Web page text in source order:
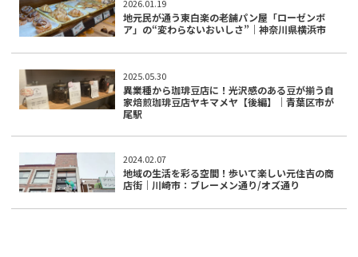
2026.01.19
地元民が通う東白楽の老舗パン屋「ローゼンボ
ア」の“変わらないおいしさ”｜神奈川県横浜市
2025.05.30
異業種から珈琲豆店に！光沢感のある豆が揃う自
家焙煎珈琲豆店ヤキマメヤ【後編】｜青葉区市が
尾駅
2024.02.07
地域の生活を彩る空間！歩いて楽しい元住吉の商
店街｜川崎市：ブレーメン通り/オズ通り